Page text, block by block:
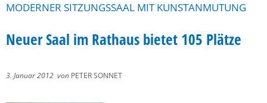
MODERNER SITZUNGSSAAL MIT KUNSTANMUTUNG
Neuer Saal im Rathaus bietet 105 Plätze
3. Januar 2012 von PETER SONNET